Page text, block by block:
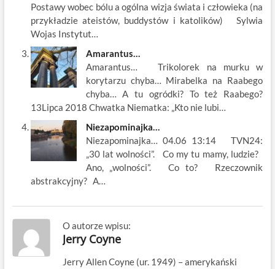
Postawy wobec bólu a ogólna wizja świata i człowieka (na
przykładzie ateistów, buddystów i katolików) Sylwia
Wojas Instytut…
Amarantus…
Amarantus… Trikolorek na murku w
korytarzu chyba… Mirabelka na Raabego
chyba… A tu ogródki? To też Raabego?
13Lipca 2018 Chwatka Niematka: „Kto nie lubi…
Niezapominajka…
Niezapominajka… 04.06 13:14 TVN24:
„30 lat wolności”. Co my tu mamy, ludzie?
Ano, „wolności”. Co to? Rzeczownik
abstrakcyjny? A…
O autorze wpisu:
Jerry Coyne
Jerry Allen Coyne (ur. 1949) – amerykański